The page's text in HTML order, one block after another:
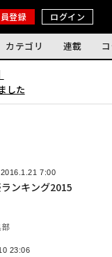
登録 ログイン
カテゴリ 連載
した
2016.1.21 7:00
ンキング2015
23:06